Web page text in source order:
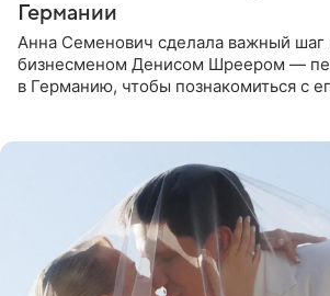
Германии
Анна Семенович сделала важный шаг
бизнесменом Денисом Шреером —
в Германию, чтобы познакомиться с